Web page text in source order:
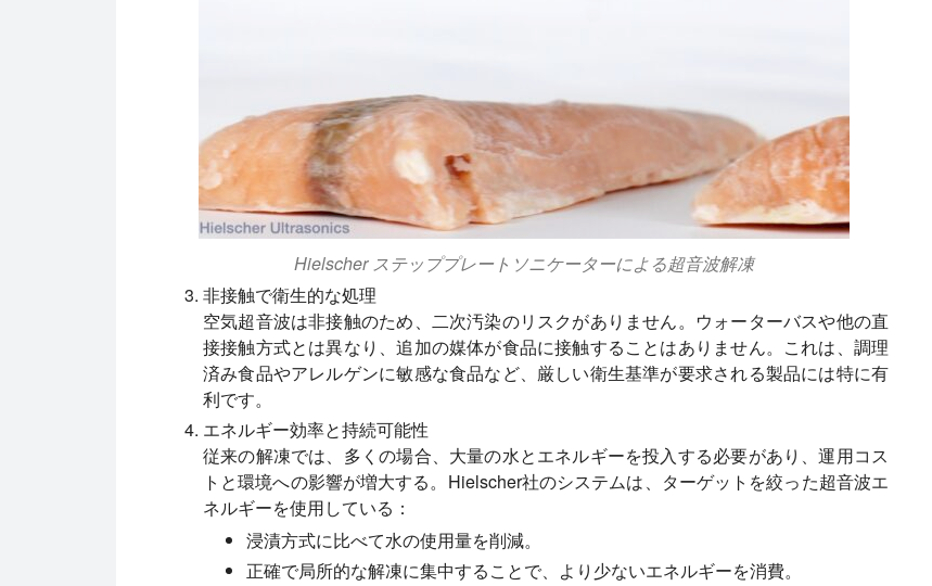
Hielscher ステッププレートソニケーターによる超音波解凍
非接触で衛生的な処理
空気超音波は非接触のため、二次汚染のリスクがありません。ウォーターバスや他の直
接接触方式とは異なり、追加の媒体が食品に接触することはありません。これは、調理
済み食品やアレルゲンに敏感な食品など、厳しい衛生基準が要求される製品には特に有
利です。
エネルギー効率と持続可能性
従来の解凍では、多くの場合、大量の水とエネルギーを投入する必要があり、運用コス
トと環境への影響が増大する。Hielscher社のシステムは、ターゲットを絞った超音波エ
ネルギーを使用している：
浸漬方式に比べて水の使用量を削減。
正確で局所的な解凍に集中することで、より少ないエネルギーを消費。